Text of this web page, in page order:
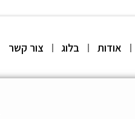
אודות בלוג צור קשר